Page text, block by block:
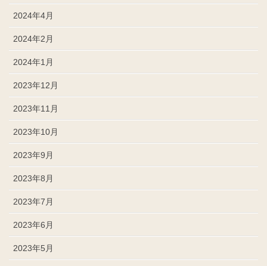
2024年4月
2024年2月
2024年1月
2023年12月
2023年11月
2023年10月
2023年9月
2023年8月
2023年7月
2023年6月
2023年5月